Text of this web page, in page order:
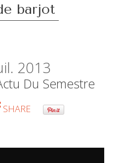
barjot
2013
Du Semestre
SHARE